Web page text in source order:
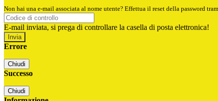
Non hai una e-mail associata al nome utente? Effettua il reset della password
E-mail inviata, si prega di controllare la casella di posta elettronica!
Errore
Chiudi
Successo
Chiudi